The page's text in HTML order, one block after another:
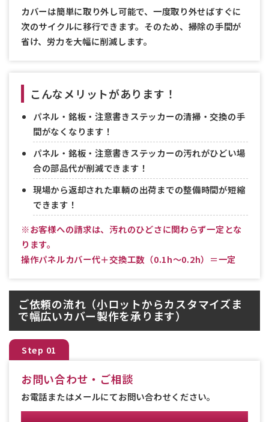
カバーは簡単に取り外し可能で、一度取り外せばすぐに
次のサイクルに移行できます。そのため、掃除の手間が
省け、労力を大幅に削減します。
こんなメリットがあります！
パネル・銘板・注意書きステッカーの清掃・交換の手
間がなくなります！
パネル・銘板・注意書きステッカーの汚れがひどい場
合の部品代が削減できます！
現場から返却された車輌の出荷までの整備時間が短縮
できます！
※お客様への請求は、汚れのひどさに関わらず一定とな
ります。
操作パネルカバー代＋交換工数（0.1h～0.2h）＝一定
ご依頼の流れ（小ロットからカスタマイズま
で幅広いカバー製作を承ります）
Step 01
お問い合わせ・ご相談
お電話またはメールにてお問い合わせください。